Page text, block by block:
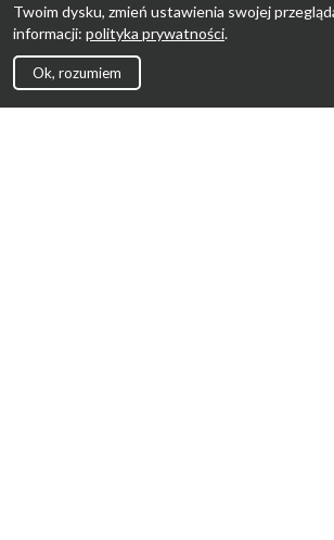
Twoim dysku, zmień ustawienia swojej
informacji: polityka prywatności.
Ok, rozumiem